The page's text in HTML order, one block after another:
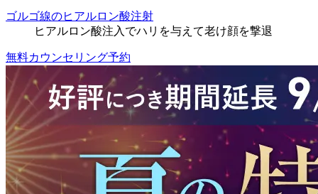
ゴルゴ線のヒアルロン酸注射
ヒアルロン酸注入でハリを与えて老け顔を撃退
無料カウンセリング予約